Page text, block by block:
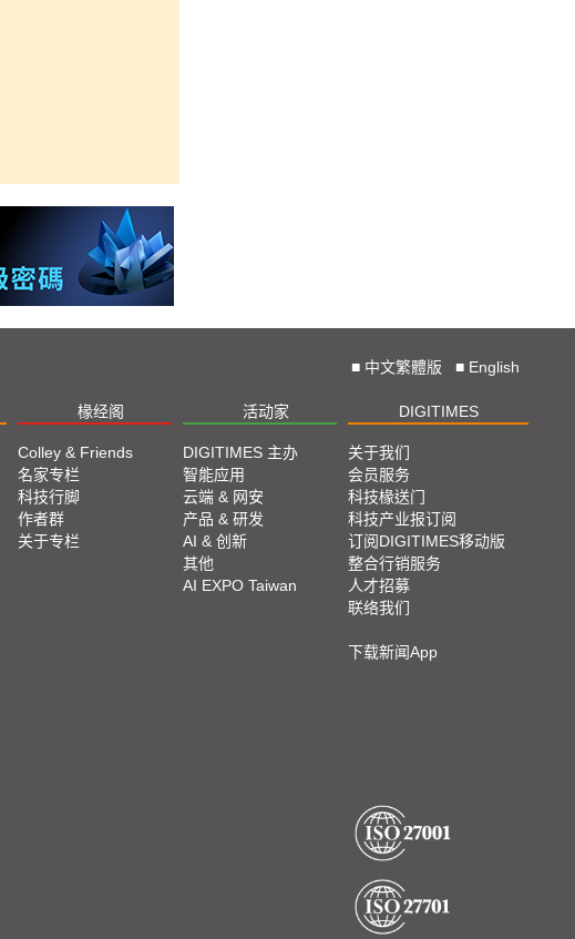
■ 中文繁體版 ■ English
椽经阁 活动家 DIGITIMES
Colley & Friends
名家专栏
科技行脚
作者群
关于专栏
DIGITIMES 主办
智能应用
云端 & 网安
产品 & 研发
AI & 创新
其他
AI EXPO Taiwan
关于我们
会员服务
科技椽送门
科技产业报订阅
订阅DIGITIMES移动版
整合行销服务
人才招募
联络我们
下载新闻App